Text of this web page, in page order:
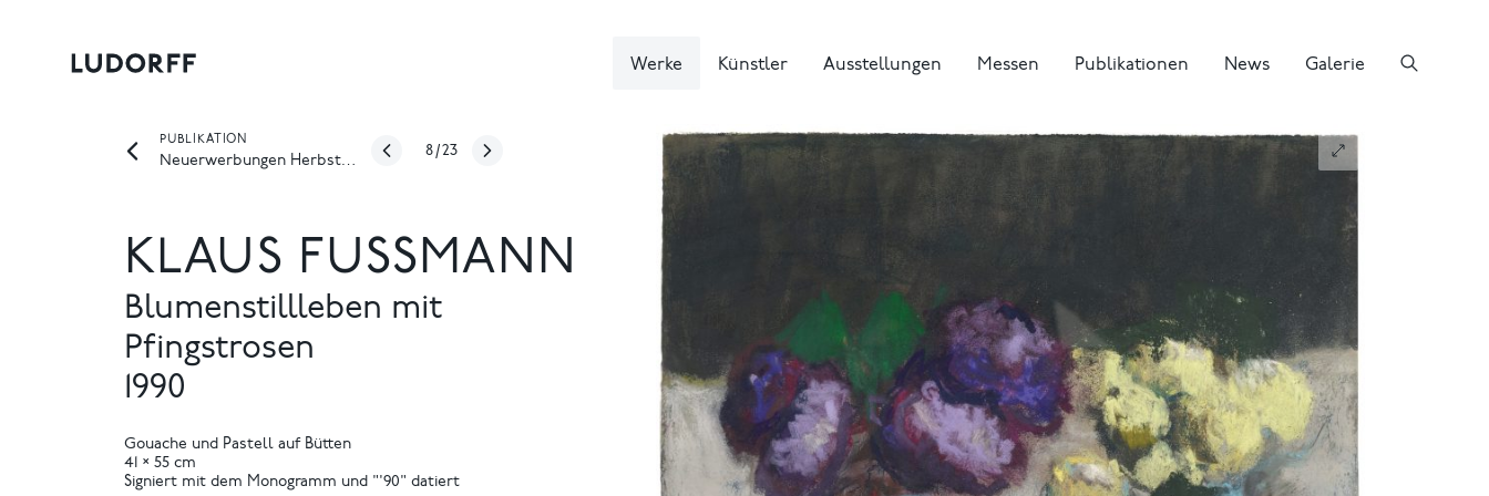
Werke Künstler Ausstellungen Messen Publikationen News Galerie
PUBLIKATION
Neuerwerbungen Herbst 2019
8 /23
KLAUS FUSSMANN
Blumenstillleben mit
Pfingstrosen
1990
Gouache und Pastell auf Bütten
41 × 55 cm
Signiert mit dem Monogramm und "'90" datiert